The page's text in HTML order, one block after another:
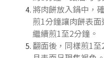
將肉餅放入鍋中，
煎1分鐘讓肉餅表面
繼續煎1至2分鐘。
翻面後，同樣煎1